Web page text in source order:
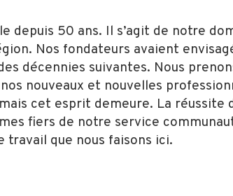
depuis 50 ans. Il s’agit de notre
Nos fondateurs avaient
décennies suivantes. Nous
nouveaux et nouvelles
cet esprit demeure. La réussite
fiers de notre service
travail que nous faisons ici.